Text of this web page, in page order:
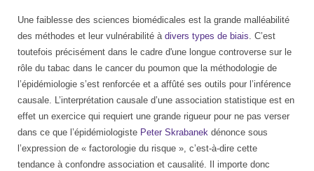
Une faiblesse des sciences biomédicales est la grande malléabilité
des méthodes et leur vulnérabilité à divers types de biais. C’est
toutefois précisément dans le cadre d'une longue controverse sur le
rôle du tabac dans le cancer du poumon que la méthodologie de
l’épidémiologie s’est renforcée et a affûté ses outils pour l’inférence
causale. L’interprétation causale d’une association statistique est en
effet un exercice qui requiert une grande rigueur pour ne pas verser
dans ce que l’épidémiologiste Peter Skrabanek dénonce sous
l’expression de « factorologie du risque », c’est-à-dire cette
tendance à confondre association et causalité. Il importe donc